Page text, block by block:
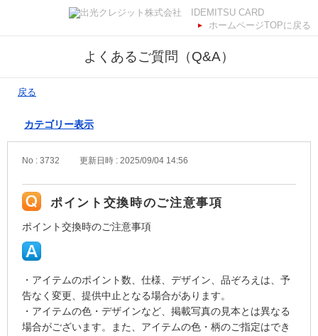
ホームページTOPに戻る
よくあるご質問（Q&A）
戻る
カテゴリー表示
No : 3732 更新日時 : 2025/09/04 14:56
ポイント交換時のご注意事項
ポイント交換時のご注意事項
・アイテムのポイント数、仕様、デザイン、品ぞろえは、予
告なく変更、提供中止となる場合があります。
・アイテムの色・デザインなど、掲載写真の見本とは異なる
場合がございます。また、アイテムの色・柄のご指定はでき